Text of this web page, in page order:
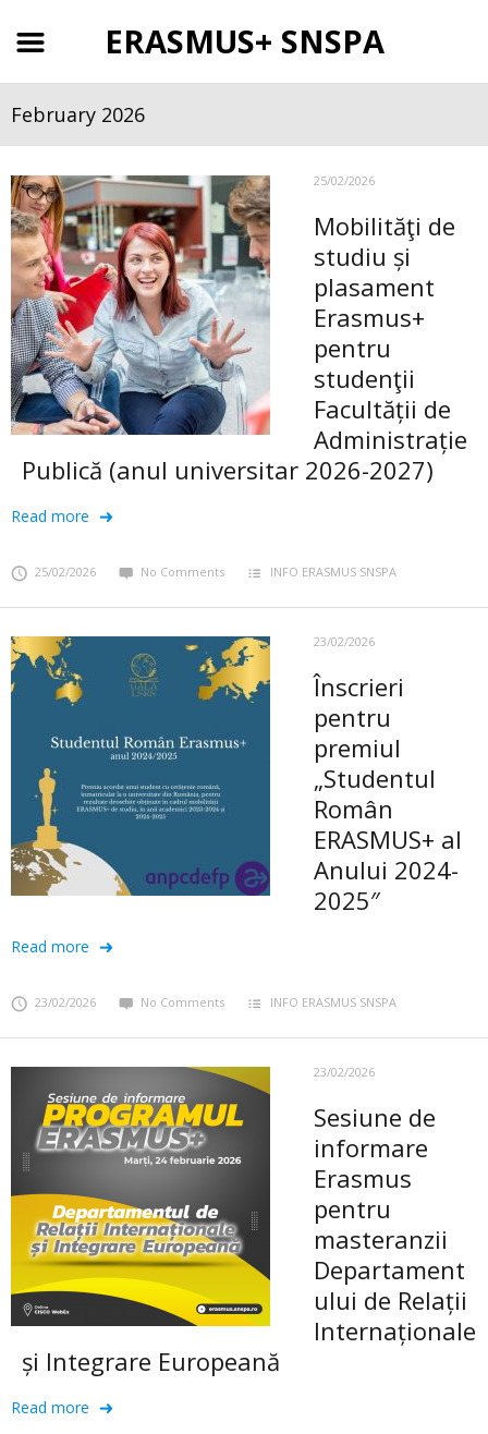
ERASMUS+ SNSPA
February 2026
25/02/2026
Mobilităţi de
studiu și
plasament
Erasmus+
pentru
studenţii
Facultății de
Administrație
Publică (anul universitar 2026-2027)
Read more
25/02/2026 No Comments INFO ERASMUS SNSPA
23/02/2026
Înscrieri
pentru
premiul
„Studentul
Român
ERASMUS+ al
Anului 2024-
2025″
Read more
23/02/2026 No Comments INFO ERASMUS SNSPA
23/02/2026
Sesiune de
informare
Erasmus
pentru
masteranzii
Departament
ului de Relații
Internaționale
și Integrare Europeană
Read more